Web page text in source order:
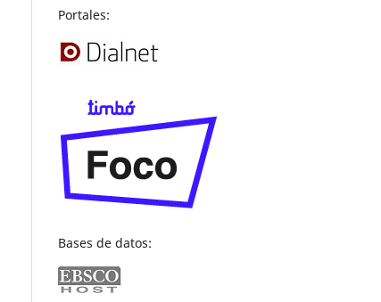
Portales:
Bases de datos: